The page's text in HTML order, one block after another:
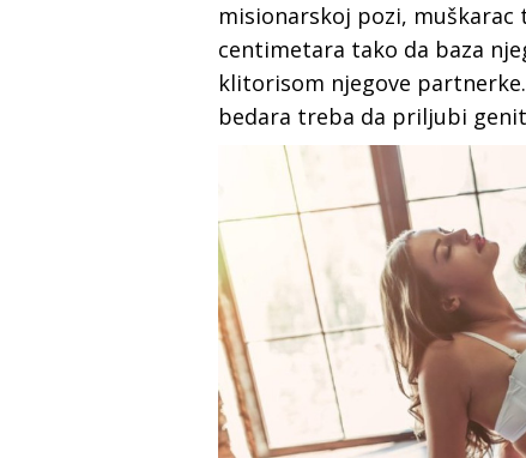
misionarskoj pozi,
centimetara tako da baza
klitorisom njegove
bedara treba da priljubi